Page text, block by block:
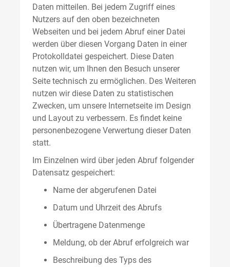
Daten mitteilen. Bei jedem Zugriff eines
Nutzers auf den oben bezeichneten
Webseiten und bei jedem Abruf einer Datei
werden über diesen Vorgang Daten in einer
Protokolldatei gespeichert. Diese Daten
nutzen wir, um Ihnen den Besuch unserer
Seite technisch zu ermöglichen. Des Weiteren
nutzen wir diese Daten zu statistischen
Zwecken, um unsere Internetseite im Design
und Layout zu verbessern. Es findet keine
personenbezogene Verwertung dieser Daten
statt.
Im Einzelnen wird über jeden Abruf folgender
Datensatz gespeichert:
Name der abgerufenen Datei
Datum und Uhrzeit des Abrufs
Übertragene Datenmenge
Meldung, ob der Abruf erfolgreich war
Beschreibung des Typs des